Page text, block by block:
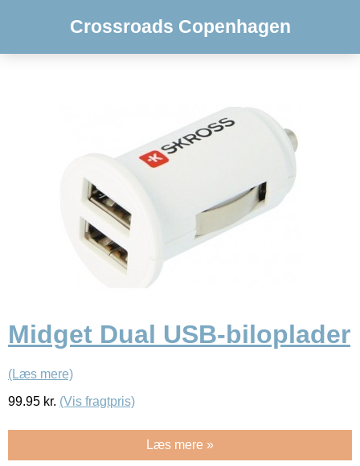
Crossroads Copenhagen
Midget Dual USB-biloplader
(Læs mere)
99.95 kr. (Vis fragtpris)
Læs mere »